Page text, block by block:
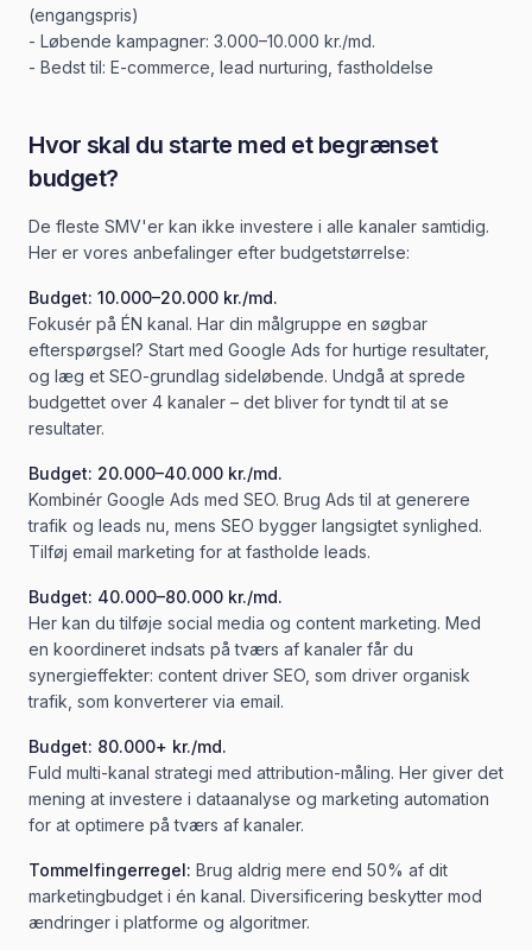
(engangspris)
- Løbende kampagner: 3.000–10.000 kr./md.
- Bedst til: E-commerce, lead nurturing, fastholdelse
Hvor skal du starte med et begrænset
budget?
De fleste SMV'er kan ikke investere i alle kanaler samtidig.
Her er vores anbefalinger efter budgetstørrelse:
Budget: 10.000–20.000 kr./md.
Fokusér på ÉN kanal. Har din målgruppe en søgbar
efterspørgsel? Start med Google Ads for hurtige resultater,
og læg et SEO-grundlag sideløbende. Undgå at sprede
budgettet over 4 kanaler – det bliver for tyndt til at se
resultater.
Budget: 20.000–40.000 kr./md.
Kombinér Google Ads med SEO. Brug Ads til at generere
trafik og leads nu, mens SEO bygger langsigtet synlighed.
Tilføj email marketing for at fastholde leads.
Budget: 40.000–80.000 kr./md.
Her kan du tilføje social media og content marketing. Med
en koordineret indsats på tværs af kanaler får du
synergieffekter: content driver SEO, som driver organisk
trafik, som konverterer via email.
Budget: 80.000+ kr./md.
Fuld multi-kanal strategi med attribution-måling. Her giver det
mening at investere i dataanalyse og marketing automation
for at optimere på tværs af kanaler.
Tommelfingerregel: Brug aldrig mere end 50% af dit
marketingbudget i én kanal. Diversificering beskytter mod
ændringer i platforme og algoritmer.